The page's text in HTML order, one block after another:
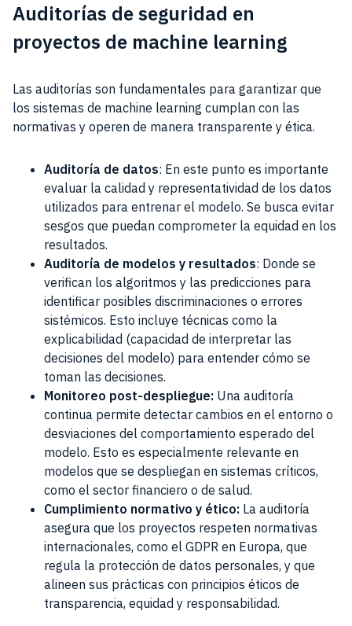
Auditorías de seguridad en
proyectos de machine learning
Las auditorías son fundamentales para garantizar que
los sistemas de machine learning cumplan con las
normativas y operen de manera transparente y ética.
Auditoría de datos: En este punto es importante
evaluar la calidad y representatividad de los datos
utilizados para entrenar el modelo. Se busca evitar
sesgos que puedan comprometer la equidad en los
resultados.
Auditoría de modelos y resultados: Donde se
verifican los algoritmos y las predicciones para
identificar posibles discriminaciones o errores
sistémicos. Esto incluye técnicas como la
explicabilidad (capacidad de interpretar las
decisiones del modelo) para entender cómo se
toman las decisiones.
Monitoreo post-despliegue: Una auditoría
continua permite detectar cambios en el entorno o
desviaciones del comportamiento esperado del
modelo. Esto es especialmente relevante en
modelos que se despliegan en sistemas críticos,
como el sector financiero o de salud.
Cumplimiento normativo y ético: La auditoría
asegura que los proyectos respeten normativas
internacionales, como el GDPR en Europa, que
regula la protección de datos personales, y que
alineen sus prácticas con principios éticos de
transparencia, equidad y responsabilidad.